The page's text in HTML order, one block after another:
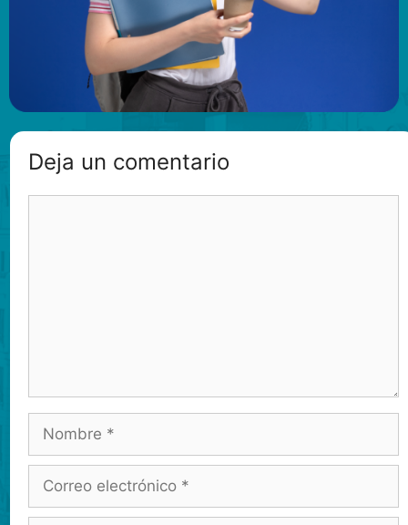
Deja un comentario